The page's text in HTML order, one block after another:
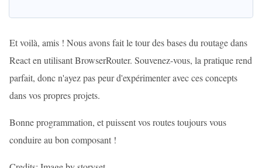
Et voilà, amis ! Nous avons fait le tour des bases du routage dans
React en utilisant BrowserRouter. Souvenez-vous, la pratique rend
parfait, donc n'ayez pas peur d'expérimenter avec ces concepts
dans vos propres projets.
Bonne programmation, et puissent vos routes toujours vous
conduire au bon composant !